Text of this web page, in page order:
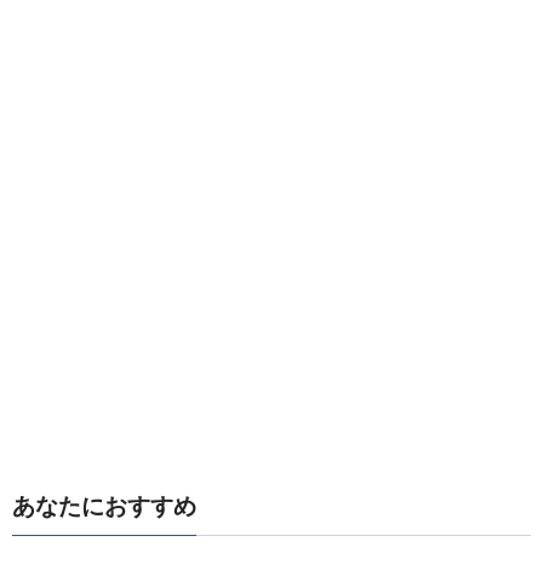
あなたにおすすめ